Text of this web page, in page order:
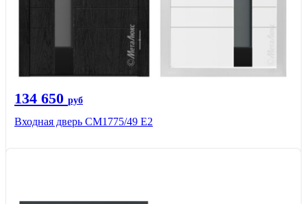
134 650 руб
Входная дверь СМ1775/49 Е2